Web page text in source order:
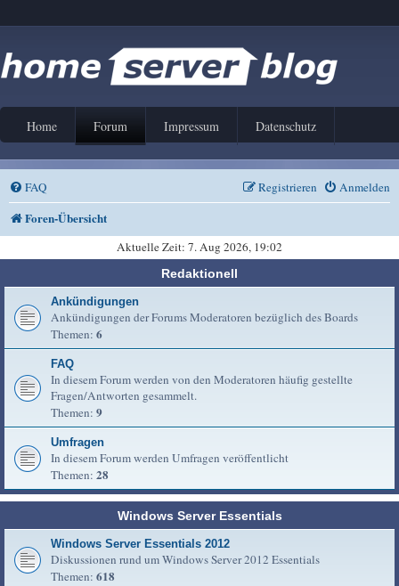
Home Forum Impressum Datenschutz
FAQ Anmelden
Registrieren
Foren-Übersicht
Aktuelle Zeit: 7. Aug 2026, 19:02
Redaktionell
Ankündigungen
Ankündigungen der Forums Moderatoren bezüglich des Boards
Themen: 6
FAQ
In diesem Forum werden von den Moderatoren häufig gestellte
Fragen/Antworten gesammelt.
Themen: 9
Umfragen
In diesem Forum werden Umfragen veröffentlicht
Themen: 28
Windows Server Essentials
Windows Server Essentials 2012
Diskussionen rund um Windows Server 2012 Essentials
Themen: 618